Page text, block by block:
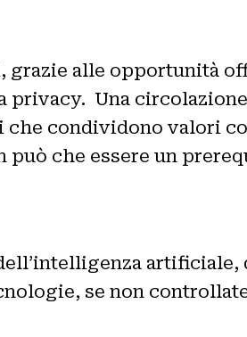
alle opportunità
Una
condividono valori
che essere un
se non